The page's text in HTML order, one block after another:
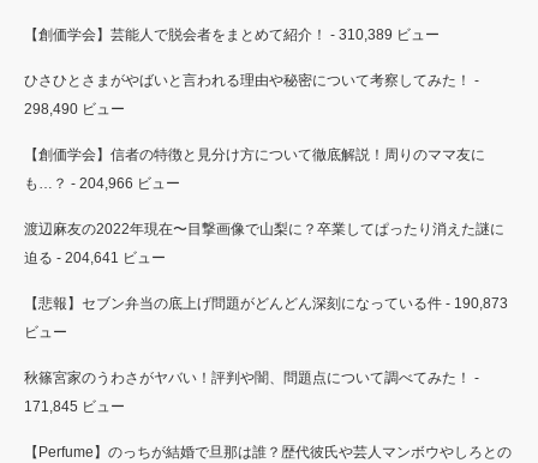
【創価学会】芸能人で脱会者をまとめて紹介！ - 310,389 ビュー
ひさひとさまがやばいと言われる理由や秘密について考察してみた！ -
298,490 ビュー
【創価学会】信者の特徴と見分け方について徹底解説！周りのママ友に
も…？ - 204,966 ビュー
渡辺麻友の2022年現在〜目撃画像で山梨に？卒業してぱったり消えた謎に
迫る - 204,641 ビュー
【悲報】セブン弁当の底上げ問題がどんどん深刻になっている件 - 190,873
ビュー
秋篠宮家のうわさがヤバい！評判や闇、問題点について調べてみた！ -
171,845 ビュー
【Perfume】のっちが結婚で旦那は誰？歴代彼氏や芸人マンボウやしろとの